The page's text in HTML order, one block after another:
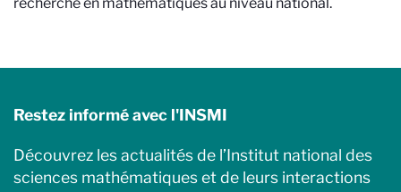
Restez informé avec l'INSMI
Découvrez les actualités de l’Institut national des
sciences mathématiques et de leurs interactions